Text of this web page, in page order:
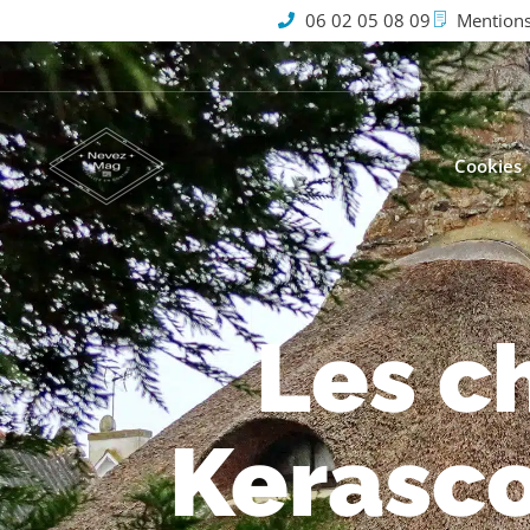
06 02 05 08 09
Cookies
Les